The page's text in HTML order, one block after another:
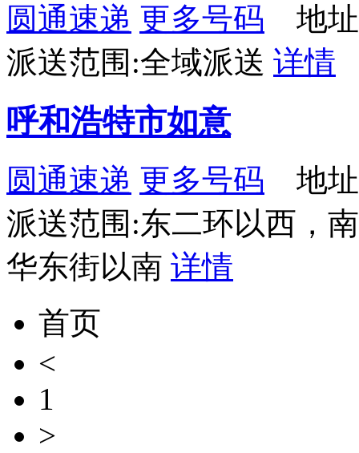
圆通速递 更多号码 地址
派送范围:全域派送 详情
呼和浩特市如意
圆通速递 更多号码 地址
派送范围:东二环以西，
华东街以南 详情
首页
<
1
>